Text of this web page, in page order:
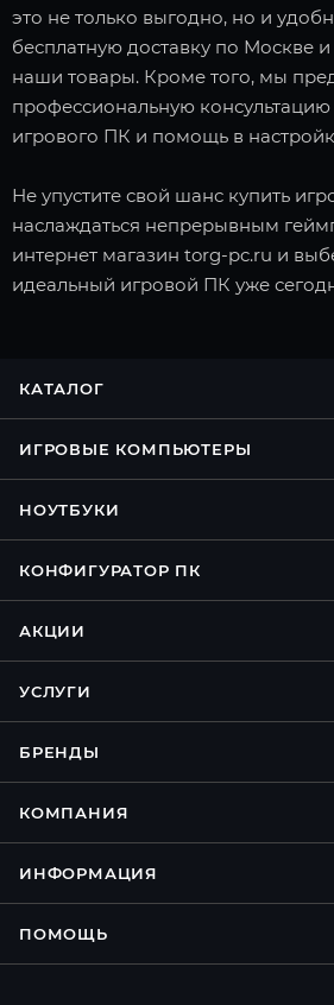
это не только выгодно, но и
бесплатную доставку по Москве
наши товары. Кроме того, мы
профессиональную
игрового ПК и помощь в
Не упустите свой шанс купить
наслаждаться непрерывным
интернет магазин torg-pc.ru и
идеальный игровой ПК уже
КАТАЛОГ
ИГРОВЫЕ КОМПЬЮТЕРЫ
НОУТБУКИ
КОНФИГУРАТОР ПК
АКЦИИ
УСЛУГИ
БРЕНДЫ
КОМПАНИЯ
ИНФОРМАЦИЯ
ПОМОЩЬ